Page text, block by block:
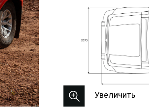
Увеличить